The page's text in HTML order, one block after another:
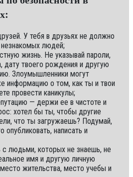
У тебя в друзьях не должно
людей;
жизнь. Не указывай пароли,
дату твоего рождения и другую
Злоумышленники могут
информацию о том, как ты и твои
провести каникулы;
— держи ее в чистоте и
хотел бы ты, чтобы другие
что ты загружаешь? Подумай,
написать и
с людьми, которых не знаешь, не
имя и другую личную
жительства, место учебы и